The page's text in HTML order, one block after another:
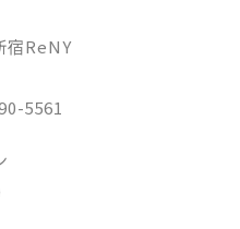
ReNY
5561